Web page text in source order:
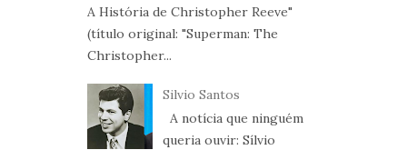
A História de Christopher Reeve"
(título original: "Superman: The
Christopher...
Silvio Santos
A notícia que ninguém
queria ouvir: Sílvio